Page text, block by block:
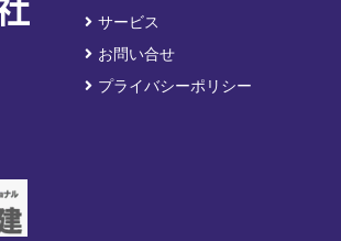
サービス
お問い合せ
プライバシーポリシー